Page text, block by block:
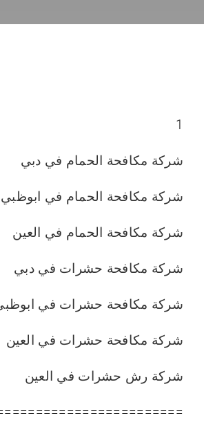
1
شركة مكافحة الحمام في دبي
شركة مكافحة الحمام في ابوظبي
شركة مكافحة الحمام في العين
شركة مكافحة حشرات في دبي
شركة مكافحة حشرات في
شركة مكافحة حشرات في العين
شركة رش حشرات في العين